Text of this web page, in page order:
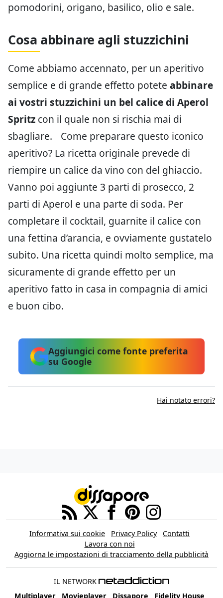
pomodorini, origano, basilico, olio e sale.
Cosa abbinare agli stuzzichini
Come abbiamo accennato, per un aperitivo
semplice e di grande effetto potete abbinare
ai vostri stuzzichini un bel calice di Aperol
Spritz con il quale non si rischia mai di
sbagliare. Come preparare questo iconico
aperitivo? La ricetta originale prevede di
riempire un calice da vino con del ghiaccio.
Vanno poi aggiunte 3 parti di prosecco, 2
parti di Aperol e una parte di soda. Per
completare il cocktail, guarnite il calice con
una fettina d’arancia, e ovviamente gustatelo
subito. Una ricetta quindi molto semplice, ma
sicuramente di grande effetto per un
aperitivo fatto in casa in compagnia di amici
e buon cibo.
Aggiungici come fonte preferita
su Google
Hai notato errori?
Informativa sui cookie Privacy Policy
Contatti
Lavora con noi
Aggiorna le impostazioni di tracciamento della pubblicità
IL NETWORK
Multiplayer
Movieplayer Dissapore Fidelity House